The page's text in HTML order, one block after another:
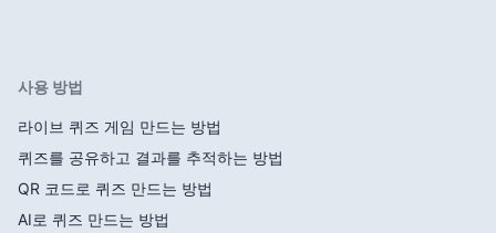
사용 방법
라이브 퀴즈 게임 만드는 방법
퀴즈를 공유하고 결과를 추적하는 방법
QR 코드로 퀴즈 만드는 방법
AI로 퀴즈 만드는 방법